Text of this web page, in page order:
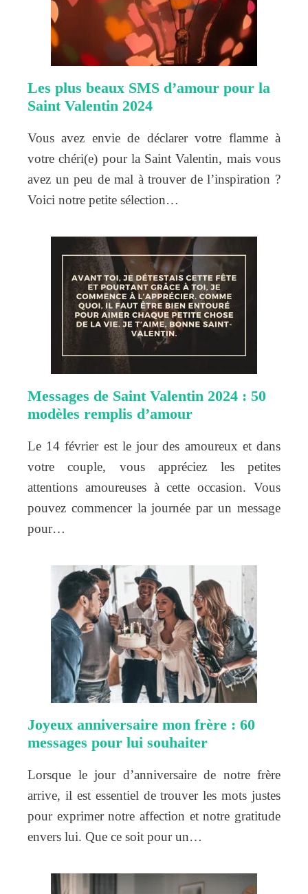
Les plus beaux SMS d’amour pour la
Saint Valentin 2024
Vous avez envie de déclarer votre flamme à
votre chéri(e) pour la Saint Valentin, mais vous
avez un peu de mal à trouver de l’inspiration ?
Voici notre petite sélection…
Messages de Saint Valentin 2024 : 50
modèles remplis d’amour
Le 14 février est le jour des amoureux et dans
votre couple, vous appréciez les petites
attentions amoureuses à cette occasion. Vous
pouvez commencer la journée par un message
pour…
Joyeux anniversaire mon frère : 60
messages pour lui souhaiter
Lorsque le jour d’anniversaire de notre frère
arrive, il est essentiel de trouver les mots justes
pour exprimer notre affection et notre gratitude
envers lui. Que ce soit pour un…